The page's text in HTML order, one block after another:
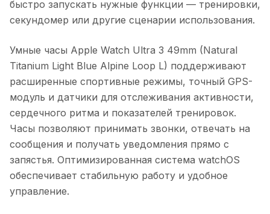
быстро запускать нужные функции — тренировки,
секундомер или другие сценарии использования.
Умные часы Apple Watch Ultra 3 49mm (Natural
Titanium Light Blue Alpine Loop L) поддерживают
расширенные спортивные режимы, точный GPS-
модуль и датчики для отслеживания активности,
сердечного ритма и показателей тренировок.
Часы позволяют принимать звонки, отвечать на
сообщения и получать уведомления прямо с
запястья. Оптимизированная система watchOS
обеспечивает стабильную работу и удобное
управление.